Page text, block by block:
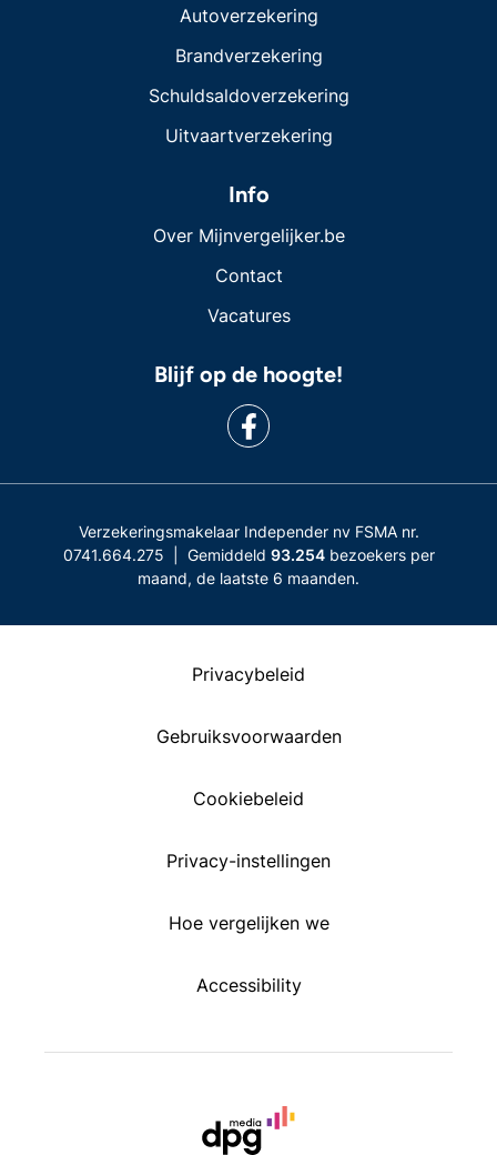
Autoverzekering
Brandverzekering
Schuldsaldoverzekering
Uitvaartverzekering
Info
Over Mijnvergelijker.be
Contact
Vacatures
Blijf op de hoogte!
Verzekeringsmakelaar Independer nv FSMA nr.
0741.664.275 | Gemiddeld 93.254bezoekers per
maand, de laatste 6 maanden.
Privacybeleid
Gebruiksvoorwaarden
Cookiebeleid
Privacy-instellingen
Hoe vergelijken we
Accessibility